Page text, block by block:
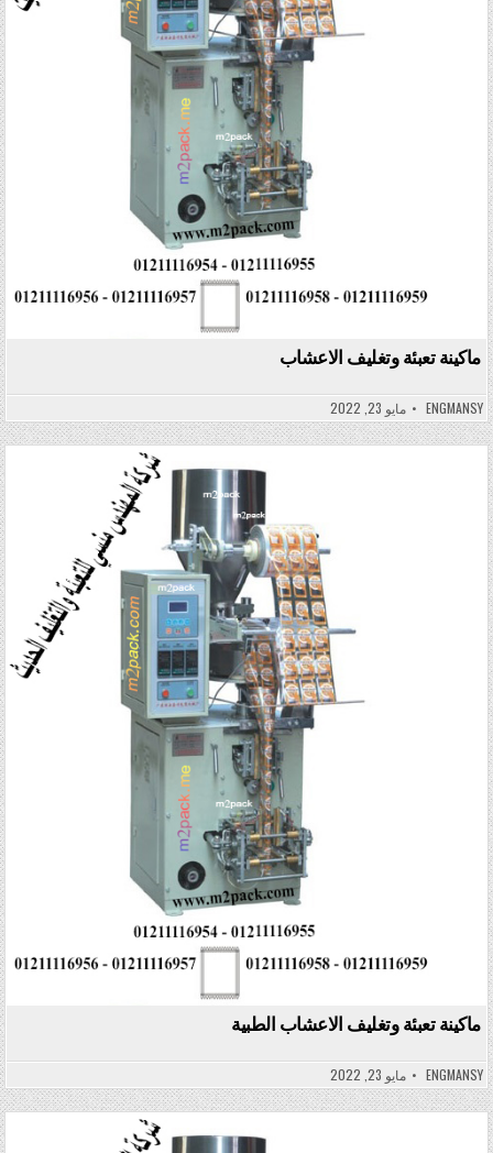
ماكينة تعبئة وتغليف الاعشاب
ENGMANSY مايو 23, 2022
ماكينة تعبئة وتغليف الاعشاب الطبية
ENGMANSY مايو 23, 2022